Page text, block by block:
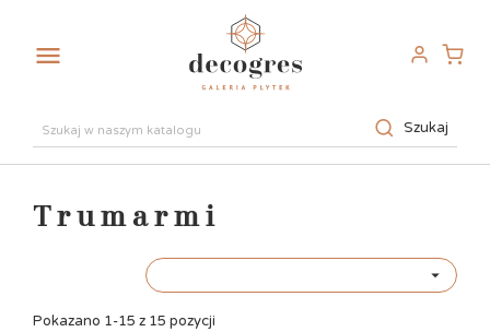

Szukaj
Trumarmi

Pokazano 1-15 z 15 pozycji